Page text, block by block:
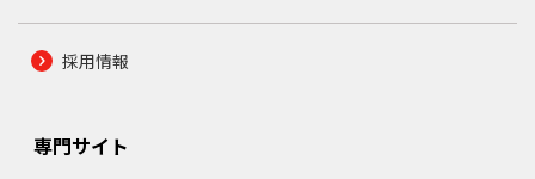
採用情報
専門サイト